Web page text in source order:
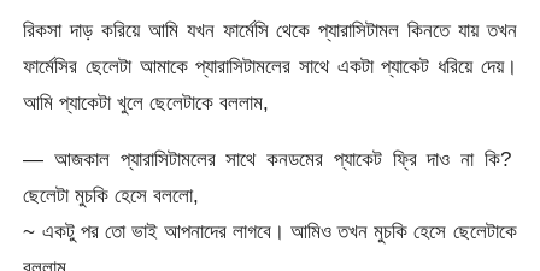
রিকসা দাড় করিয়ে আমি যখন ফার্মেসি থেকে প্যারাসিটামল কিনতে যায় তখন
ফার্মেসির ছেলেটা আমাকে প্যারাসিটামলের সাথে একটা প্যাকেট ধরিয়ে দেয়।
আমি প্যাকেটা খুলে ছেলেটাকে বললাম,
— আজকাল প্যারাসিটামলের সাথে কনডমের প্যাকেট ফ্রি দাও না কি?
ছেলেটা মুচকি হেসে বললো,
~ একটু পর তো ভাই আপনাদের লাগবে। আমিও তখন মুচকি হেসে ছেলেটাকে